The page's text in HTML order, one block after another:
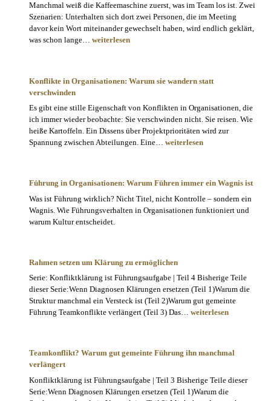
Offenheit
ermöglicht
Manchmal weiß die Kaffeemaschine zuerst, was im Team los ist. Zwei
Szenarien: Unterhalten sich dort zwei Personen, die im Meeting
davor kein Wort miteinander gewechselt haben, wird endlich geklärt,
was schon lange… Schweigen
es
und
was
es
verrät
weiterlesen
Konflikte in Organisationen: Warum sie wandern statt
verschwinden
Es gibt eine stille Eigenschaft von Konflikten in Organisationen, die
ich immer wieder beobachte: Sie verschwinden nicht. Sie reisen. Wie
heiße Kartoffeln. Ein Dissens über Projektprioritäten wird zur
Spannung zwischen Abteilungen. Eine… Konflikte
sie
wandern
statt
weiterlesen
Führung in Organisationen: Warum Führen immer ein Wagnis ist
Was ist Führung wirklich? Nicht Titel, nicht Kontrolle – sondern ein
Wagnis. Wie Führungsverhalten in Organisationen funktioniert und
warum Kultur entscheidet.
Rahmen setzen um Klärung zu ermöglichen
Serie: Konfliktklärung ist Führungsaufgabe | Teil 4 Bisherige Teile
dieser Serie:Wenn Diagnosen Klärungen ersetzen (Teil 1)Warum die
Struktur manchmal ein Versteck ist (Teil 2)Warum gut gemeinte
Führung Teamkonflikte verlängert (Teil 3) Das… Rahmen
zu
weiterlesen
Teamkonflikt? Warum gut gemeinte Führung ihn manchmal
verlängert
Konfliktklärung ist Führungsaufgabe | Teil 3 Bisherige Teile dieser
Serie:Wenn Diagnosen Klärungen ersetzen (Teil 1)Warum die